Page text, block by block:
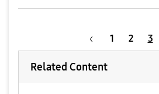
1 2 3
Related Content